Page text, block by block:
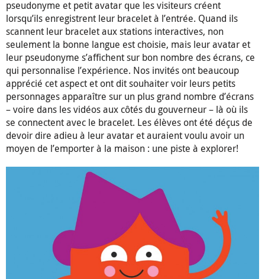
pseudonyme et petit avatar que les visiteurs créent
lorsqu’ils enregistrent leur bracelet à l’entrée. Quand ils
scannent leur bracelet aux stations interactives, non
seulement la bonne langue est choisie, mais leur avatar et
leur pseudonyme s’affichent sur bon nombre des écrans, ce
qui personnalise l’expérience. Nos invités ont beaucoup
apprécié cet aspect et ont dit souhaiter voir leurs petits
personnages apparaître sur un plus grand nombre d’écrans
– voire dans les vidéos aux côtés du gouverneur – là où ils
se connectent avec le bracelet. Les élèves ont été déçus de
devoir dire adieu à leur avatar et auraient voulu avoir un
moyen de l’emporter à la maison : une piste à explorer!